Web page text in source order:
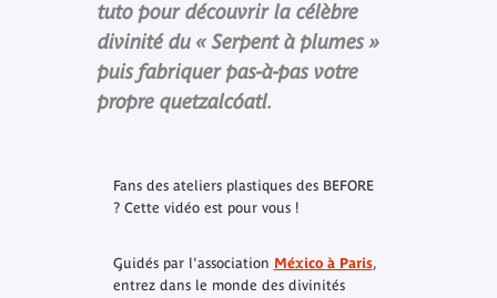
tuto pour découvrir la célèbre
divinité du « Serpent à plumes »
puis fabriquer pas-à-pas votre
propre quetzalcóatl.
Fans des ateliers plastiques des BEFORE
? Cette vidéo est pour vous !
Guidés par l'association México à Paris,
entrez dans le monde des divinités